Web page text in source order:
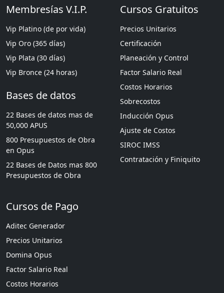
Membresías V.I.P.
Vip Platino (de por vida)
Vip Oro (365 días)
Vip Plata (30 días)
Vip Bronce (24 horas)
Bases de datos
22 Bases de datos mas de
50,000 APUS
800 Presupuestos de Obra
en Opus
22 Bases de Datos mas 800
Presupuestos de Obra
Cursos Gratuitos
Precios Unitarios
Certificación
Planeación y Control
Factor Salario Real
Costos Horarios
Sobrecostos
Inducción Opus
Ajuste de Costos
SIROC IMSS
Contratación y Finiquito
Cursos de Pago
Aditec Generador
Precios Unitarios
Domina Opus
Factor Salario Real
Costos Horarios